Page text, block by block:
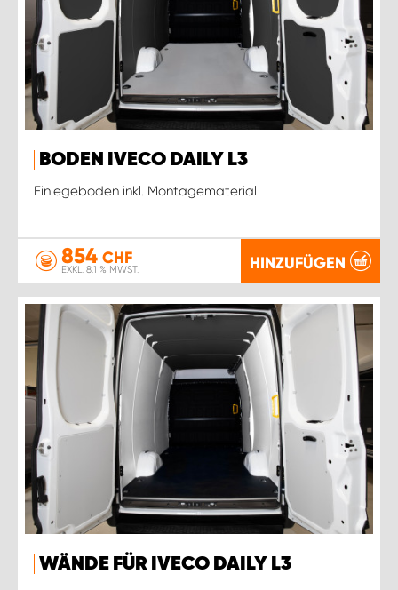
BODEN IVECO DAILY L3
Einlegeboden inkl. Montagematerial
854 CHF
EXKL. 8.1 % MWST. HINZUFÜGEN
WÄNDE FÜR IVECO DAILY L3